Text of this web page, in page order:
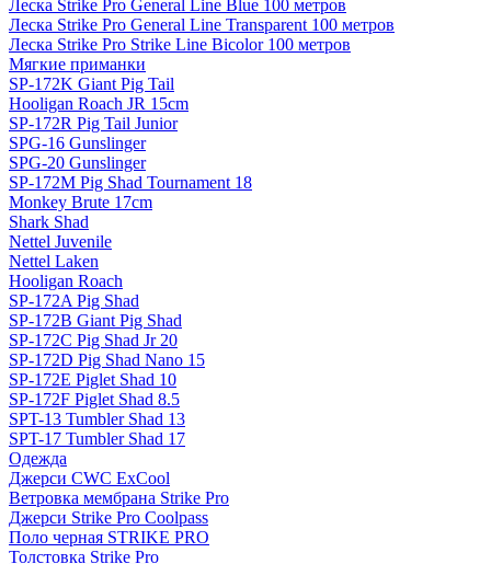
Леска Strike Pro General Line Blue 100 метров
Леска Strike Pro General Line Transparent 100 метров
Леска Strike Pro Strike Line Bicolor 100 метров
Мягкие приманки
SP-172K Giant Pig Tail
Hooligan Roach JR 15cm
SP-172R Pig Tail Junior
SPG-16 Gunslinger
SPG-20 Gunslinger
SP-172M Pig Shad Tournament 18
Monkey Brute 17cm
Shark Shad
Nettel Juvenile
Nettel Laken
Hooligan Roach
SP-172A Pig Shad
SP-172B Giant Pig Shad
SP-172C Pig Shad Jr 20
SP-172D Pig Shad Nano 15
SP-172E Piglet Shad 10
SP-172F Piglet Shad 8.5
SPT-13 Tumbler Shad 13
SPT-17 Tumbler Shad 17
Одежда
Джерси CWC ExCool
Ветровка мембрана Strike Pro
Джерси Strike Pro Coolpass
Поло черная STRIKE PRO
Толстовка Strike Pro